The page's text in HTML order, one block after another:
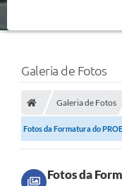
Galeria de Fotos
Galeria de Fotos
Fotos da Formatura do
Fotos da